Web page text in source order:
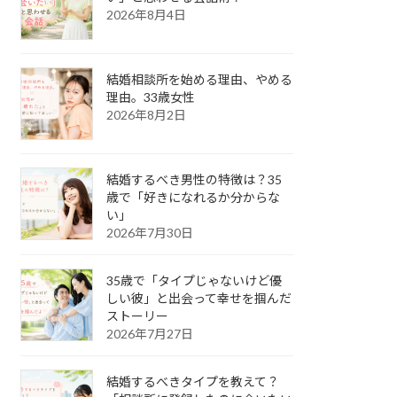
2026年8月4日
結婚相談所を始める理由、やめる
理由。33歳女性
2026年8月2日
結婚するべき男性の特徴は？35
歳で「好きになれるか分からな
い」
2026年7月30日
35歳で「タイプじゃないけど優
しい彼」と出会って幸せを掴んだ
ストーリー
2026年7月27日
結婚するべきタイプを教えて？